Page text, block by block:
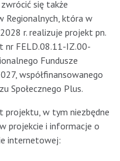
się także
Regionalnych, która w
r. realizuje projekt pn.
nr FELD.08.11-IZ.00-
Fundusze
współfinansowanego
Społecznego Plus.
projektu, w tym niezbędne
projekcie i informacje o
internetowej: